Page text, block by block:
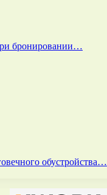
бронировании…
обустройства…